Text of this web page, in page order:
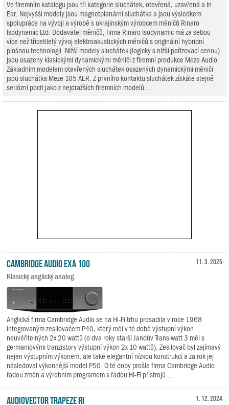
Ve firemním katalogu jsou tři kategorie sluchátek, otevřená, uzavřená a In
Ear. Nejvyšší modely jsou magnetplanární sluchátka a jsou výsledkem
spolupráce na vývoji a výrobě s ukrajinským výrobcem měničů Rinaro
Isodynamic Ltd. Dodavatel měničů, firma Rinaro Isodynamic má za sebou
více než třicetiletý vývoj elektroakustických měničů s originální hybridní
plošnou technologií. Nižší modely sluchátek (logicky s nižší pořizovací cenou)
jsou osazeny klasickými dynamickými měniči z firemní produkce Meze Audio.
Základním modelem otevřených sluchátek osazených dynamickými měniči
jsou sluchátka Meze 105 AER. Z prvního kontaktu sluchátek získáte stejně
seriózní pocit jako z nejdražších firemních modelů....
11. 3. 2025
Cambridge Audio EXA 100
Klasický anglický analog.
Anglická firma Cambridge Audio se na Hi-Fi trhu prosadila v roce 1968
integrovaným zesilovačem P40, který měl v té době výstupní výkon
neuvěřitelných 2x 20 wattů (o dva roky starší Jandův Transiwatt 3 měl s
germaniovými tranzistory výstupní výkon 2x 10 wattů). Zesilovač byl zajímavý
nejen výstupním výkonem, ale také elegantní nízkou konstrukcí a za rok jej
následoval výkonnější model P50. O té doby prošla firma Cambridge Audio
řadou změn a výrobním programem s řadou Hi-Fi přístrojů....
1. 12. 2024
Audiovector Trapeze Ri